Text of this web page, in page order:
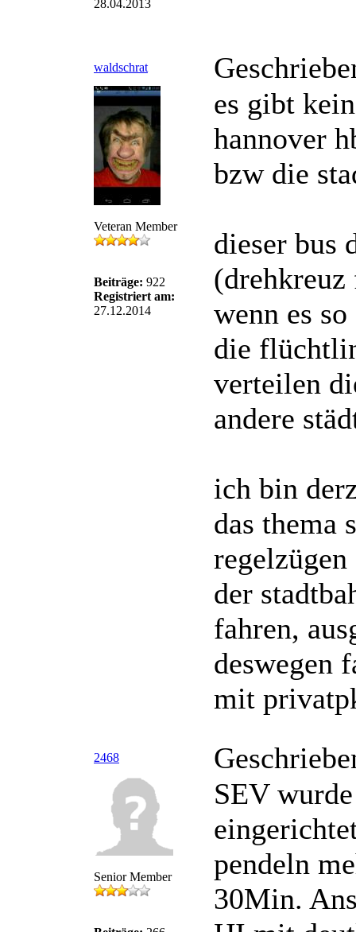
28.04.2013
waldschrat
Veteran Member
Beiträge: 922
Registriert am:
27.12.2014
es gibt
hannover
bzw die
dieser bus
wenn es
die
verteilen
andere
ich bin
das thema
der
fahren,
deswegen
mit
2468
Senior Member
SEV
pendeln
30Min.